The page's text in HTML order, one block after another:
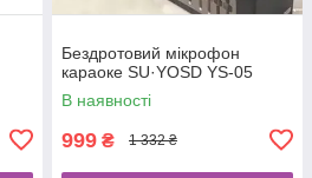
Бездротовий мікрофон
караоке SU·YOSD YS-05
В наявності
999 ₴ 1 332 ₴